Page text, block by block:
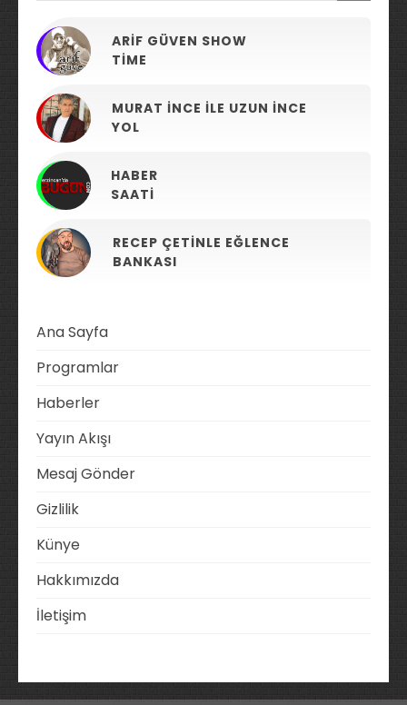
ARIF GÜVEN SHOW
TIME
MURAT İNCE ILE UZUN İNCE
YOL
HABER
SAATI
RECEP ÇETINLE EĞLENCE
BANKASI
Ana Sayfa
Programlar
Haberler
Yayın Akışı
Mesaj Gönder
Gizlilik
Künye
Hakkımızda
İletişim